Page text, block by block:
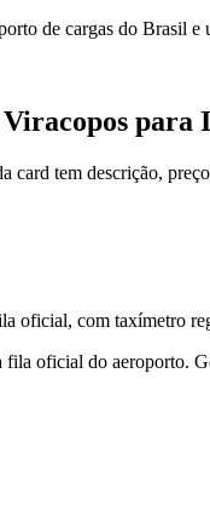
de cargas do Brasil e
Viracopos para
card tem descrição,
oficial, com taxímetro
oficial do aeroporto.